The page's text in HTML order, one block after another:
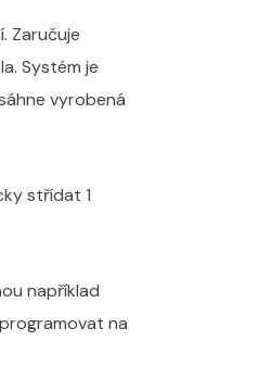
Zaručuje
Systém je
vyrobená
střídat 1
například
na